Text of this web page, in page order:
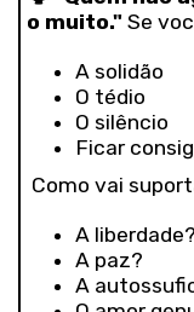
o muito." Se
A solidão
O tédio
O silêncio
Ficar
Como vai
A liberdade?
A paz?
A